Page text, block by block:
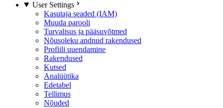
User Settings
Kasutaja seaded (IAM)
Muuda parooli
Turvalisus ja pääsuvõtmed
Nõusoleku andnud rakendused
Profiili uuendamine
Rakendused
Kutsed
Analüütika
Edetabel
Tellimus
Nõuded